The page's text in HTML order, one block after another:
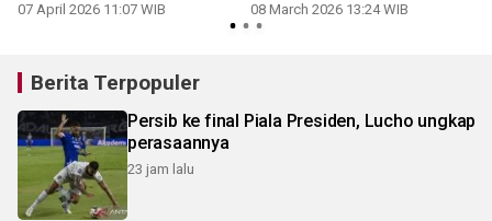
07 April 2026 11:07 WIB 08 March 2026 13:24 WIB
Berita Terpopuler
Persib ke final Piala Presiden, Lucho ungkap
perasaannya
23 jam lalu